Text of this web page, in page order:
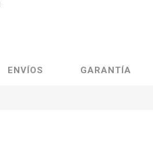
ENVÍOS GARANTÍA